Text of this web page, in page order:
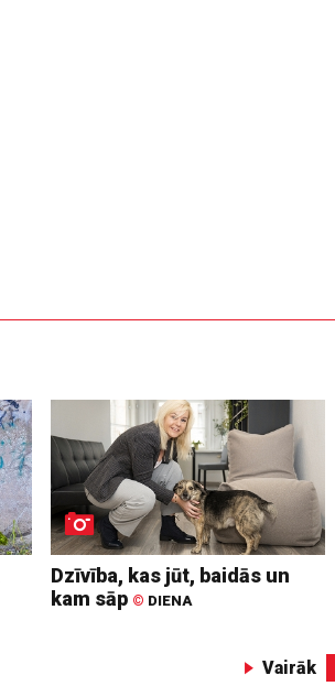
Dzīvība, kas jūt, baidās un
kam sāp © DIENA
Vairāk